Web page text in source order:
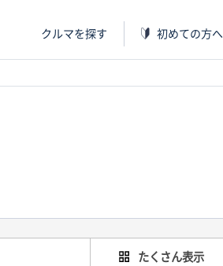
クルマを探す 初めての方へ
たくさん表示